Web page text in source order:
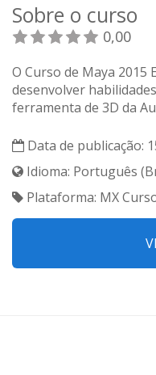
Sobre o curso
0,00
O Curso de Maya 2015
desenvolver
ferramenta de 3D da
Data de publicação:
Idioma: Português
Plataforma: MX